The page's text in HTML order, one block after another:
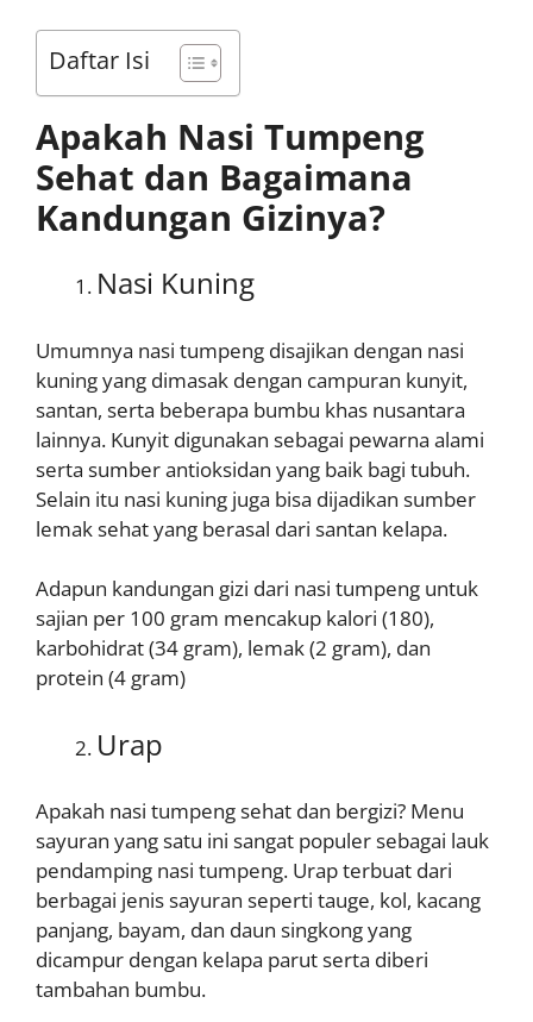
Daftar Isi
Apakah Nasi Tumpeng
Sehat dan Bagaimana
Kandungan Gizinya?
Nasi Kuning
Umumnya nasi tumpeng disajikan dengan nasi
kuning yang dimasak dengan campuran kunyit,
santan, serta beberapa bumbu khas nusantara
lainnya. Kunyit digunakan sebagai pewarna alami
serta sumber antioksidan yang baik bagi tubuh.
Selain itu nasi kuning juga bisa dijadikan sumber
lemak sehat yang berasal dari santan kelapa.
Adapun kandungan gizi dari nasi tumpeng untuk
sajian per 100 gram mencakup kalori (180),
karbohidrat (34 gram), lemak (2 gram), dan
protein (4 gram)
Urap
Apakah nasi tumpeng sehat dan bergizi? Menu
sayuran yang satu ini sangat populer sebagai lauk
pendamping nasi tumpeng. Urap terbuat dari
berbagai jenis sayuran seperti tauge, kol, kacang
panjang, bayam, dan daun singkong yang
dicampur dengan kelapa parut serta diberi
tambahan bumbu.